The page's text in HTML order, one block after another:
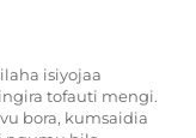
isiyojaa
tofauti mengi.
bora, kumsaidia